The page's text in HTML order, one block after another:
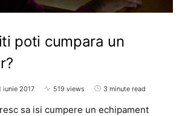
poti cumpara un
iunie 2017 519 views 3 minute read
sa isi cumpere un echipament